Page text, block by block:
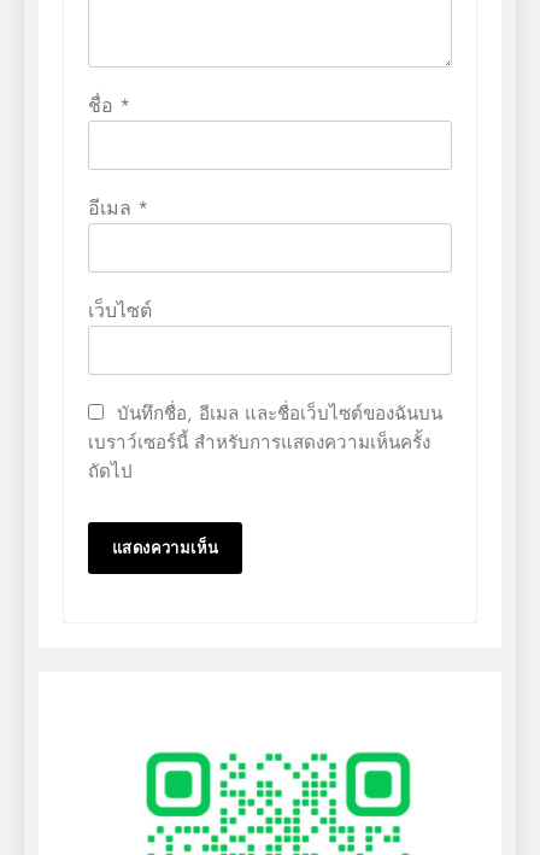
ชื่อ *
อีเมล *
เว็บไซต์
บันทึกชื่อ, อีเมล และชื่อเว็บไซต์ของฉันบน
เบราว์เซอร์นี้ สำหรับการแสดงความเห็นครั้ง
ถัดไป